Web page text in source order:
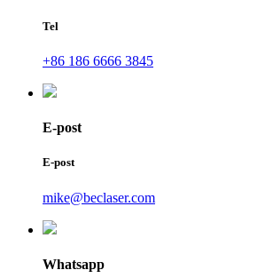
Tel
+86 186 6666 3845
E-post
E-post
mike@beclaser.com
Whatsapp